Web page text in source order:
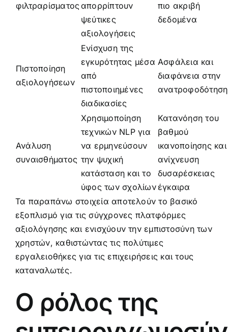
φιλτραρίσματοςαπορρίπτουν
ψεύτικες
αξιολογήσεις
πιο ακριβή
δεδομένα
Πιστοποίηση
αξιολογήσεων
Ενίσχυση της
εγκυρότητας μέσα
από
πιστοποιημένες
διαδικασίες
Ασφάλεια και
διαφάνεια στην
ανατροφοδότηση
Ανάλυση
συναισθήματος
Χρησιμοποίηση
τεχνικών NLP για
να ερμηνεύσουν
την ψυχική
κατάσταση και το
ύφος των σχολίων
Κατανόηση του
βαθμού
ικανοποίησης και
ανίχνευση
δυσαρέσκειας
έγκαιρα
Τα παραπάνω στοιχεία αποτελούν το βασικό
εξοπλισμό για τις σύγχρονες πλατφόρμες
αξιολόγησης και ενισχύουν την εμπιστοσύνη των
χρηστών, καθιστώντας τις πολύτιμες
εργαλειοθήκες για τις επιχειρήσεις και τους
καταναλωτές.
Ο ρόλος της